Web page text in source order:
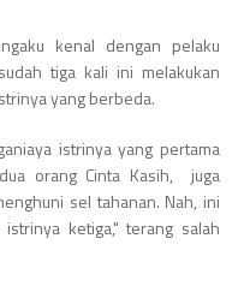
kenal dengan pelaku
tiga kali ini melakukan
yang berbeda.
istrinya yang pertama
orang Cinta Kasih, juga
sel tahanan. Nah, ini
ketiga," terang salah